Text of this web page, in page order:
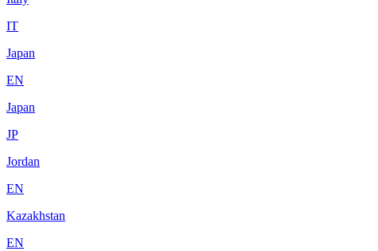
IT
Japan
EN
Japan
JP
Jordan
EN
Kazakhstan
EN